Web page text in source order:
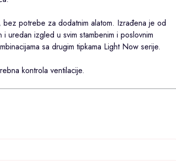
, bez potrebe za dodatnim alatom. Izrađena je od
uredan izgled u svim stambenim i poslovnim
sa drugim tipkama Light Now serije.
kontrola ventilacije.